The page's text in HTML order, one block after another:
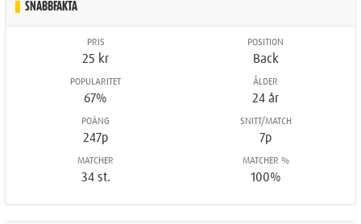
SNABBFAKTA
PRIS
25 kr
POPULARITET
67%
POÄNG
247p
MATCHER
34 st.
POSITION
Back
ÅLDER
24 år
SNITT/MATCH
7p
MATCHER %
100%